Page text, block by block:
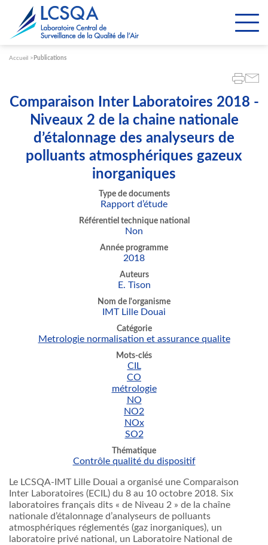
Accueil Publications
Comparaison Inter Laboratoires 2018 -
Niveaux 2 de la chaine nationale
d’étalonnage des analyseurs de
polluants atmosphériques gazeux
inorganiques
Type de documents
Rapport d’étude
Référentiel technique national
Non
Année programme
2018
Auteurs
E. Tison
Nom de l'organisme
IMT Lille Douai
Catégorie
Metrologie normalisation et assurance qualite
Mots-clés
CIL
CO
métrologie
NO
NO2
NOx
SO2
Thématique
Contrôle qualité du dispositif
Le LCSQA-IMT Lille Douai a organisé une Comparaison
Inter Laboratoires (ECIL) du 8 au 10 octobre 2018. Six
laboratoires français dits « de Niveau 2 » de la chaîne
nationale d’étalonnage d’analyseurs de polluants
atmosphériques réglementés (gaz inorganiques), un
laboratoire privé national, un Laboratoire National de
Paramétrer les cookies